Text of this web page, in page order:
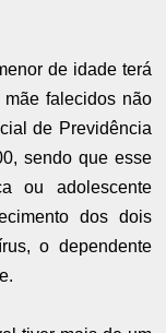
de idade terá
falecidos não
de Previdência
sendo que esse
ou adolescente
dos dois
o dependente